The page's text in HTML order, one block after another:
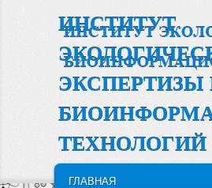
ИНСТИТУТ
ЭКСПЕРТИЗЫ
ТЕХНОЛОГИЙ
SKIP TO PRIMARY CONTENT
SKIP TO SECONDARY
ГЛАВНАЯ